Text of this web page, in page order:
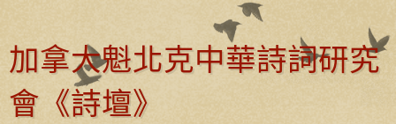
加拿大魁北克中華詩詞研究
會《詩壇》